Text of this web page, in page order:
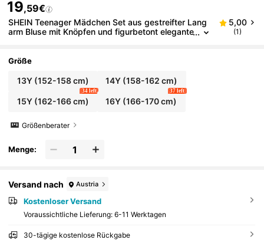
19,59€
SHEIN Teenager Mädchen Set aus gestreifter Lang
arm Bluse mit Knöpfen und figurbetont elegante
5,00
(1)
Größe
13Y(152-158 cm) 14Y (158-162 cm)
15Y(162-166 cm)
34 left
16Y (166-170 cm)
37 left
Größenberater
Menge:
Versand nach Austria
Kostenloser Versand
Voraussichtliche Lieferung: 6-11 Werktagen
30-tägige kostenlose Rückgabe